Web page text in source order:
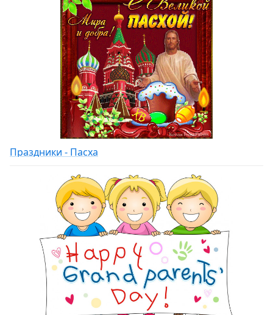
Праздники - Пасха